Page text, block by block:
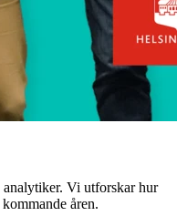
analytiker. Vi utforskar hur
åren.